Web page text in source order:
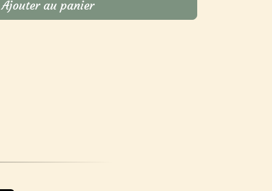
Ajouter au panier